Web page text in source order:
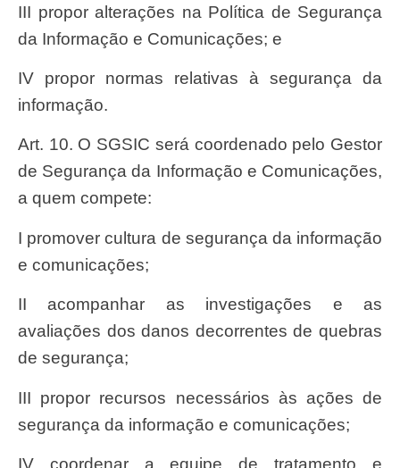
III propor alterações na Política de Segurança
da Informação e Comunicações; e
IV propor normas relativas à segurança da
informação.
Art. 10. O SGSIC será coordenado pelo Gestor
de Segurança da Informação e Comunicações,
a quem compete:
I promover cultura de segurança da informação
e comunicações;
II acompanhar as investigações e as
avaliações dos danos decorrentes de quebras
de segurança;
III propor recursos necessários às ações de
segurança da informação e comunicações;
IV coordenar a equipe de tratamento e